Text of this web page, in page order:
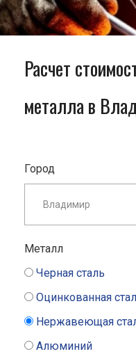
Расчет
металла в
Город
Металл
Черная сталь
Оцинкованная
Нержавеющая
Алюминий